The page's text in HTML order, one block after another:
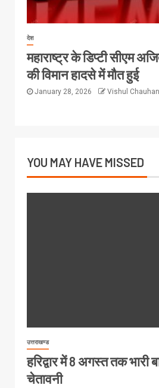
देश
महाराष्ट्र के डिप्टी सीएम
की विमान हादसे में मौत हुई
January 28, 2026 Vishul Chauhan
YOU MAY HAVE MISSED
उत्तराखण्ड
हरिद्वार में 8 अगस्त तक भारी
चेतावनी